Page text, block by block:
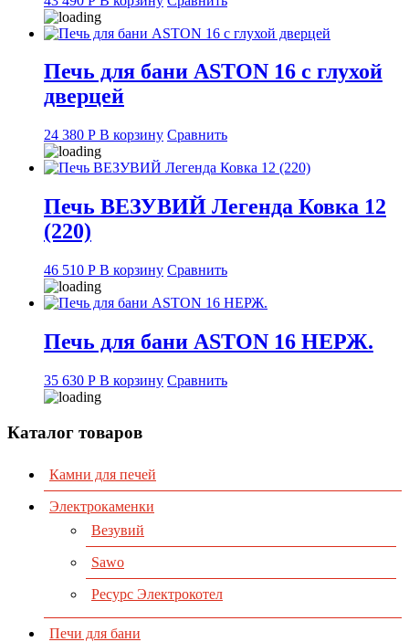
Печь для бани ASTON 16 с глухой
дверцей
24 380 Р В корзину Сравнить
Печь ВЕЗУВИЙ Легенда Ковка 12
(220)
46 510 Р В корзину Сравнить
Печь для бани ASTON 16 НЕРЖ.
35 630 Р В корзину Сравнить
Каталог товаров
Камни для печей
Электрокаменки
Везувий
Sawo
Ресурс Электрокотел
Печи для бани